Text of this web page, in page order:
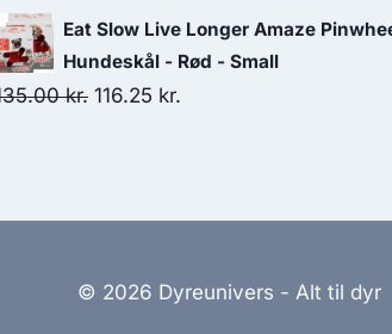
78.75 kr..
67.50 kr..
oprindelige
pris
var:
aktuelle
pris
Eat Slow Live Longer Amaze
Hundeskål - Rød - Small
kr. Den
116.25 kr.
© 2026 Dyreunivers - Alt til dyr